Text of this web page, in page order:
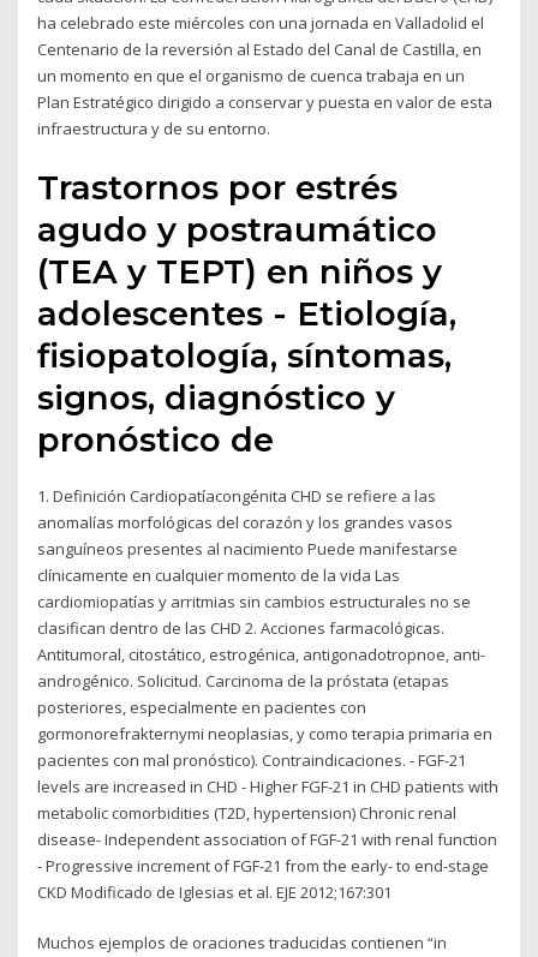
ha celebrado este miércoles con una jornada en Valladolid el
Centenario de la reversión al Estado del Canal de Castilla, en
un momento en que el organismo de cuenca trabaja en un
Plan Estratégico dirigido a conservar y puesta en valor de esta
infraestructura y de su entorno.
Trastornos por estrés
agudo y postraumático
(TEA y TEPT) en niños y
adolescentes - Etiología,
fisiopatología, síntomas,
signos, diagnóstico y
pronóstico de
1. Definición Cardiopatíacongénita CHD se refiere a las
anomalías morfológicas del corazón y los grandes vasos
sanguíneos presentes al nacimiento Puede manifestarse
clínicamente en cualquier momento de la vida Las
cardiomiopatías y arritmias sin cambios estructurales no se
clasifican dentro de las CHD 2. Acciones farmacológicas.
Antitumoral, citostático, estrogénica, antigonadotropnoe, anti-
androgénico. Solicitud. Carcinoma de la próstata (etapas
posteriores, especialmente en pacientes con
gormonorefrakternymi neoplasias, y como terapia primaria en
pacientes con mal pronóstico). Contraindicaciones. - FGF-21
levels are increased in CHD - Higher FGF-21 in CHD patients with
metabolic comorbidities (T2D, hypertension) Chronic renal
disease- Independent association of FGF-21 with renal function
- Progressive increment of FGF-21 from the early- to end-stage
CKD Modificado de Iglesias et al. EJE 2012;167:301
Muchos ejemplos de oraciones traducidas contienen “in